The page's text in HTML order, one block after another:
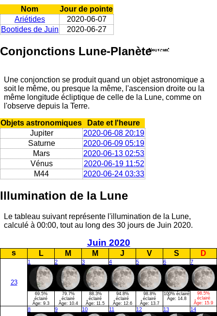
Nom
Jour de pointe
Ariétides
2020-06-07
Bootides de Juin
2020-06-27
Conjonctions Lune-Planète
Une conjonction se produit quand un objet astronomique a
soit le même, ou presque la même, l'ascension droite ou la
même longitude écliptique de celle de la Lune, comme on
l'observe depuis la Terre.
Objets astronomiques
Date et l'heure
Jupiter
2020-06-08 20:19
Saturne
2020-06-09 05:19
Mars
2020-06-13 02:53
Vénus
2020-06-19 11:52
M44
2020-06-24 03:33
Illumination de la Lune
Le tableau suivant représente l'illumination de la Lune,
calculé à 00:00, tout au long des 30 jours de Juin 2020.
Juin 2020
s L M M J V S D
23
1
69.5%
éclairé
Âge: 9.3
2
79.7%
éclairé
Âge: 10.4
3
88.3%
éclairé
Âge: 11.5
4
94.8%
éclairé
Âge: 12.6
5
98.8%
éclairé
Âge: 13.7
6
100% éclairé
Âge: 14.8
7
98.5%
éclairé
Âge: 15.9
8 9 10 11 12 13 14